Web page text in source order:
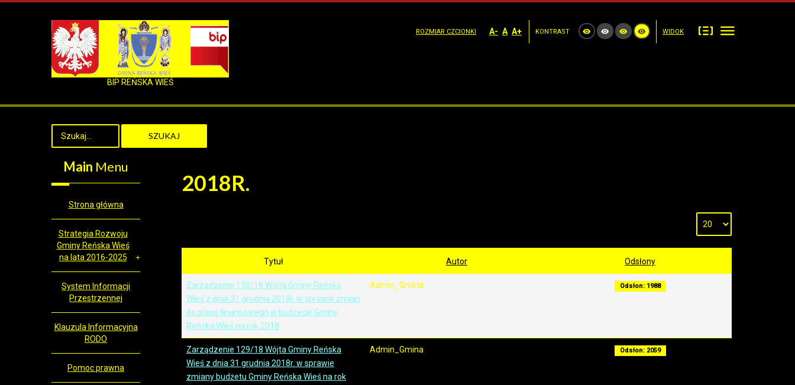
BIP REŃSKA WIEŚ
ROZMIAR CZCIONKI A- A A+ KONTRAST WIDOK
SZUKAJ
2018R.
Tytuł Autor Odsłony
Zarządzenie 130/18 Wójta Gminy Reńska
Wieś z dnia 31 grudnia 2018r. w sprawie zmian
do planu finansowego w budżecie Gminy
Reńska Wieś na rok 2018
Admin_Gmina Odsłon: 1988
Zarządzenie 129/18 Wójta Gminy Reńska
Wieś z dnia 31 grudnia 2018r. w sprawie
zmiany budżetu Gminy Reńska Wieś na rok
Admin_Gmina Odsłon: 2059
Main Menu
Strona główna
Strategia Rozwoju
Gminy Reńska Wieś
na lata 2016-2025
System Informacji
Przestrzennej
Klauzula Informacyjna
RODO
Pomoc prawna